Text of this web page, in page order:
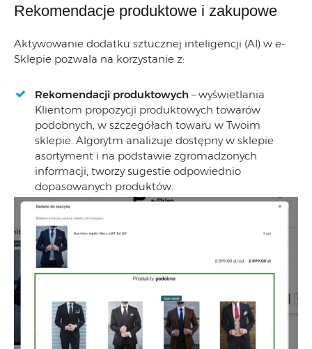
Rekomendacje produktowe i zakupowe
Aktywowanie dodatku sztucznej inteligencji (AI) w e-
Sklepie pozwala na korzystanie z:
Rekomendacji produktowych – wyświetlania
Klientom propozycji produktowych towarów
podobnych, w szczegółach towaru w Twoim
sklepie. Algorytm analizuje dostępny w sklepie
asortyment i na podstawie zgromadzonych
informacji, tworzy sugestie odpowiednio
dopasowanych produktów.